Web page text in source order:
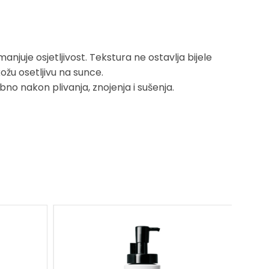
osjetljivost. Tekstura ne ostavlja bijele
osetljivu na sunce.
nakon plivanja, znojenja i sušenja.